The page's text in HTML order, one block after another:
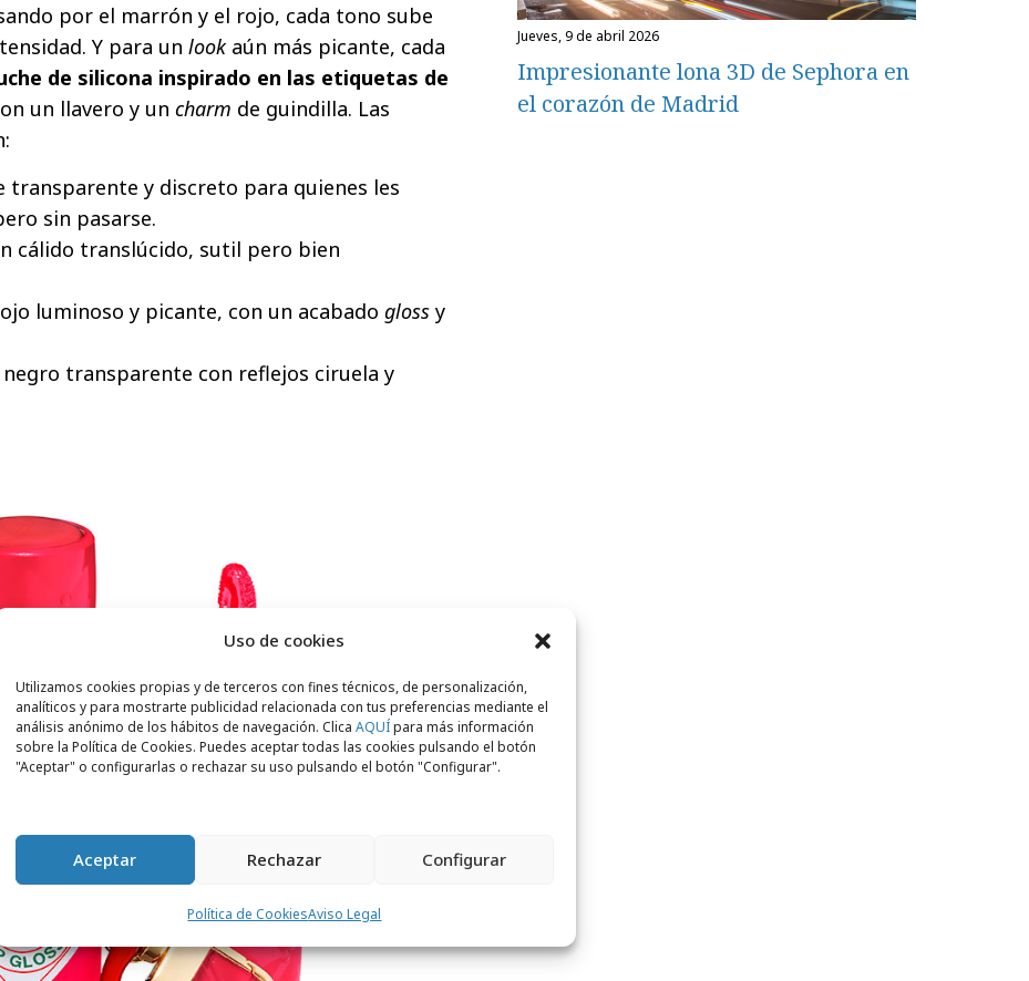
Uso de cookies
Utilizamos cookies propias y de terceros con fines técnicos, de personalización,
analíticos y para mostrarte publicidad relacionada con tus preferencias mediante el
análisis anónimo de los hábitos de navegación. Clica AQUÍpara más información
sobre la Política de Cookies. Puedes aceptar todas las cookies pulsando el botón
"Aceptar" o configurarlas o rechazar su uso pulsando el botón "Configurar".
Aceptar Rechazar Configurar
Política de CookiesAviso Legal
por el marrón y el rojo, cada tono sube
Y para un lookaún más picante, cada
de silicona inspirado en las etiquetas de
un llavero y un charm de guindilla. Las
transparente y discreto para quienes les
sin pasarse.
cálido translúcido, sutil pero bien
luminoso y picante, con un acabado gloss y
transparente con reflejos ciruela y
jueves, 9 de abril 2026
Impresionante lona 3D de Sephora en
el corazón de Madrid